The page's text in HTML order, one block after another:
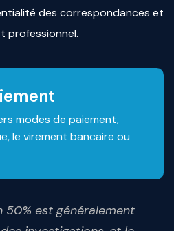
des correspondances et
professionnel.
modes de paiement,
le virement bancaire ou
50% est généralement